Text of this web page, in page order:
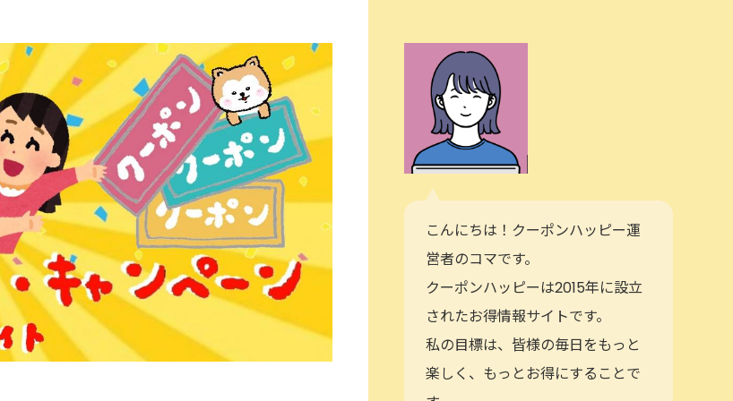
こんにちは！クーポンハッピー運
営者のコマです。
クーポンハッピーは2015年に設立
されたお得情報サイトです。
私の目標は、皆様の毎日をもっと
楽しく、もっとお得にすることで